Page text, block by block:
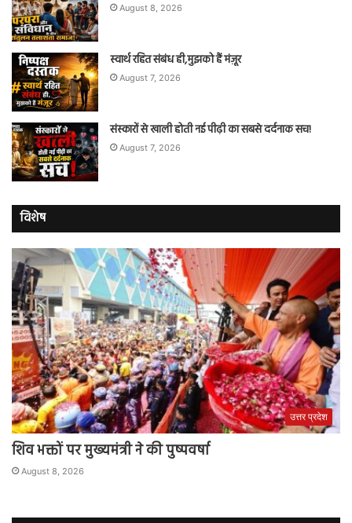
August 8, 2026
स्वार्थ रहित संबंध ही,मुझको हैं मंज़ूर
August 7, 2026
संस्कारों से खाली होती नई पीढ़ी का सबसे दर्दनाक सच!
August 7, 2026
विशेष
उत्तर प्रदेश
शिव भक्तों पर मुख्यमंत्री ने की पुष्पवर्षा
August 8, 2026